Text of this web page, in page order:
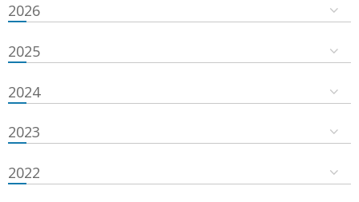
2026
2025
2024
2023
2022